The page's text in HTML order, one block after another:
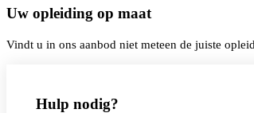
Uw opleiding op maat
Vindt u in ons aanbod niet meteen de juiste
Hulp nodig?